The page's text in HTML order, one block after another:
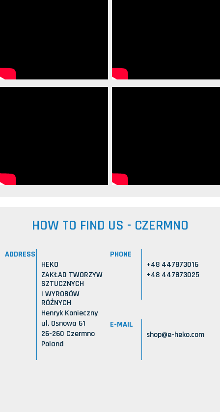
HOW TO FIND US - CZERMNO
ADDRESS
HEKO
ZAKŁAD TWORZYW
SZTUCZNYCH
I WYROBÓW
RÓŻNYCH
Henryk Konieczny
ul. Osnowa 61
26-260 Czermno
Poland
PHONE
+48 447873016
+48 447873025
E-MAIL
shop@e-heko.com